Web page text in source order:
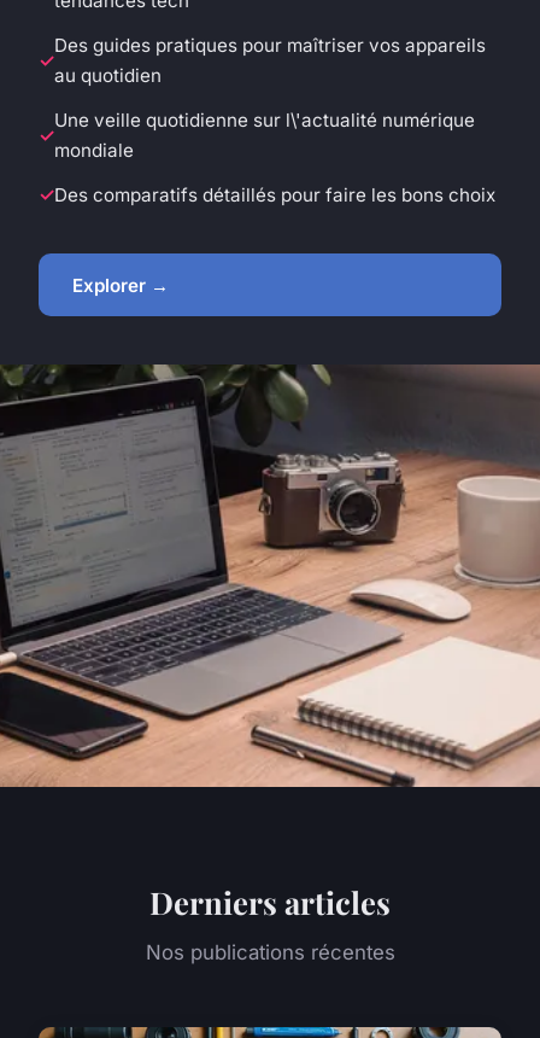
Des guides pratiques pour maîtriser vos appareils
au quotidien
Une veille quotidienne sur l\'actualité numérique
mondiale
Des comparatifs détaillés pour faire les bons choix
Explorer →
Derniers articles
Nos publications récentes